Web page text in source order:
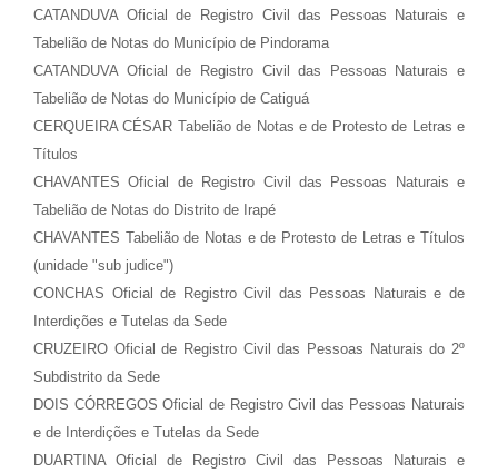
CATANDUVA Oficial de Registro Civil das Pessoas Naturais e
Tabelião de Notas do Município de Pindorama
CATANDUVA Oficial de Registro Civil das Pessoas Naturais e
Tabelião de Notas do Município de Catiguá
CERQUEIRA CÉSAR Tabelião de Notas e de Protesto de Letras e
Títulos
CHAVANTES Oficial de Registro Civil das Pessoas Naturais e
Tabelião de Notas do Distrito de Irapé
CHAVANTES Tabelião de Notas e de Protesto de Letras e Títulos
(unidade "sub judice")
CONCHAS Oficial de Registro Civil das Pessoas Naturais e de
Interdições e Tutelas da Sede
CRUZEIRO Oficial de Registro Civil das Pessoas Naturais do 2º
Subdistrito da Sede
DOIS CÓRREGOS Oficial de Registro Civil das Pessoas Naturais
e de Interdições e Tutelas da Sede
DUARTINA Oficial de Registro Civil das Pessoas Naturais e